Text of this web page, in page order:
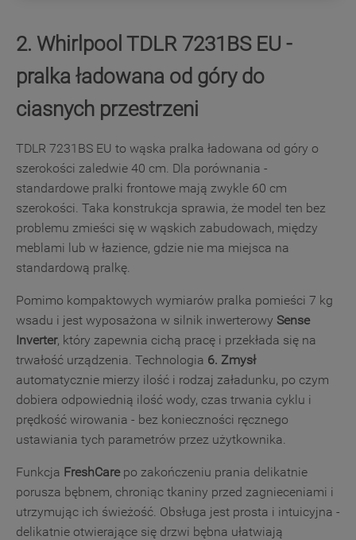
2. Whirlpool TDLR 7231BS EU -
pralka ładowana od góry do
ciasnych przestrzeni
TDLR 7231BS EU to wąska pralka ładowana od góry o
szerokości zaledwie 40 cm. Dla porównania -
standardowe pralki frontowe mają zwykle 60 cm
szerokości. Taka konstrukcja sprawia, że model ten bez
problemu zmieści się w wąskich zabudowach, między
meblami lub w łazience, gdzie nie ma miejsca na
standardową pralkę.
Pomimo kompaktowych wymiarów pralka pomieści 7 kg
wsadu i jest wyposażona w silnik inwerterowy Sense
Inverter, który zapewnia cichą pracę i przekłada się na
trwałość urządzenia. Technologia 6. Zmysł
automatycznie mierzy ilość i rodzaj załadunku, po czym
dobiera odpowiednią ilość wody, czas trwania cyklu i
prędkość wirowania - bez konieczności ręcznego
ustawiania tych parametrów przez użytkownika.
Funkcja FreshCarepo zakończeniu prania delikatnie
porusza bębnem, chroniąc tkaniny przed zagnieceniami i
utrzymując ich świeżość. Obsługa jest prosta i intuicyjna -
delikatnie otwierające się drzwi bębna ułatwiają
Więcej informacji o tym, jakSpółkakorzysta z
plików cookie oraz jak zmienić preferencje,
znajdą Państwo w naszejPolityce Cookies
Informacje na temat przetwarzania danych
osobowych zbieranych za pośrednictwem
prywatności .
Klikając przycisk„AKCEPTUJĘ
WSZYSTKIE PLIKI COOKIES", wyrażają
Państwo zgodę na instalację wszystkich
rodzajów plików cookie oraz na udostępnianie
Państwa danych podmiotom trzecim w wyżej
Klikając„USTAWIENIA PLIKÓW
COOKIES", mogą Państwo samodzielnie
zarządzać swoimi preferencjami.
Kliknięcie przycisku„TYLKO
NIEZBĘDNE"spowoduje zachowanie
ustawień domyślnych, co oznacza, że używane
niezbędne do działania strony.